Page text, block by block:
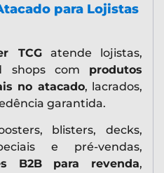
para Lojistas
TCGatende lojistas,
shops com produtos
no atacado, lacrados,
garantida.
blisters, decks,
e pré-vendas,
B2B para revenda,